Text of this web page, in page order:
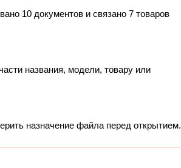
10 документов и связано 7 товаров
названия, модели, товару или
назначение файла перед открытием.